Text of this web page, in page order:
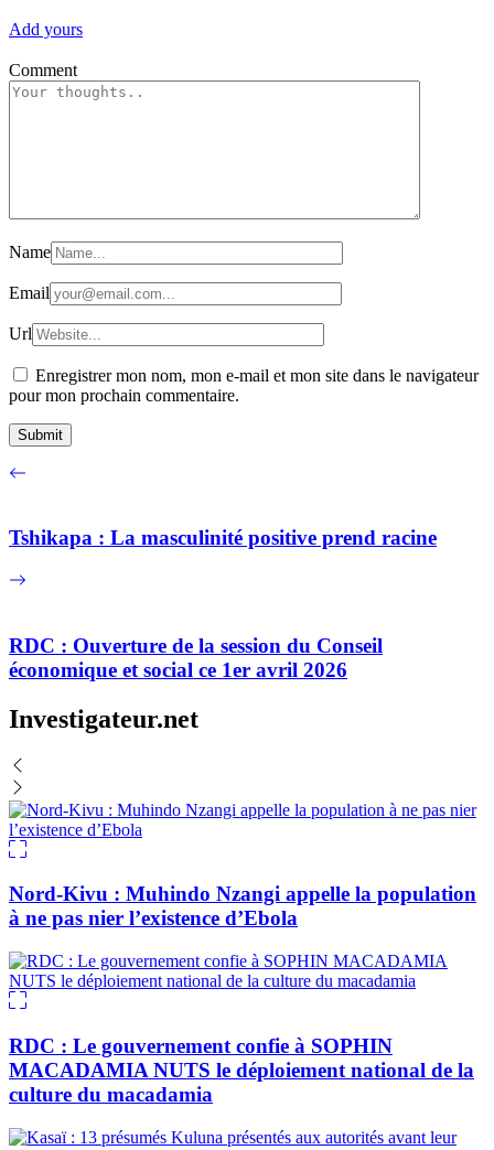
Add yours
Comment
Name
Email
Url
Enregistrer mon nom, mon e-mail et mon site dans le navigateur
pour mon prochain commentaire.
Tshikapa : La masculinité positive prend racine
RDC : Ouverture de la session du Conseil
économique et social ce 1er avril 2026
Investigateur.net
Nord-Kivu : Muhindo Nzangi appelle la population
à ne pas nier l’existence d’Ebola
RDC : Le gouvernement confie à SOPHIN
MACADAMIA NUTS le déploiement national de la
culture du macadamia